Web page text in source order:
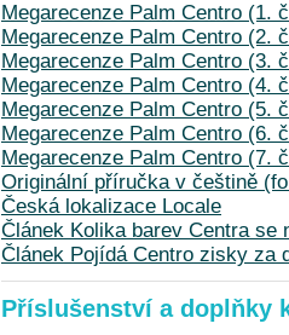
Megarecenze Palm Centro (1.
Megarecenze Palm Centro (2.
Megarecenze Palm Centro (3.
Megarecenze Palm Centro (4.
Megarecenze Palm Centro (5.
Megarecenze Palm Centro (6.
Megarecenze Palm Centro (7.
Originální příručka v češtině
Česká lokalizace Locale
Článek Kolika barev Centra se
Článek Pojídá Centro zisky za
Příslušenství a doplňky